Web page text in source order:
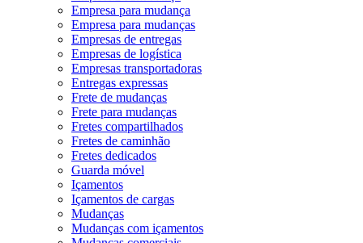
Empresa para mudança
Empresa para mudanças
Empresas de entregas
Empresas de logística
Empresas transportadoras
Entregas expressas
Frete de mudanças
Frete para mudanças
Fretes compartilhados
Fretes de caminhão
Fretes dedicados
Guarda móvel
Içamentos
Içamentos de cargas
Mudanças
Mudanças com içamentos